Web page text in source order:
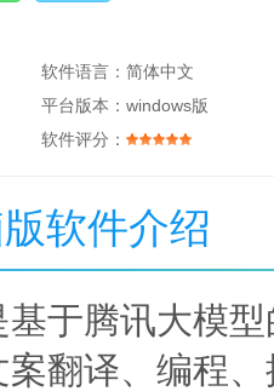
软件语言：简体中文
平台版本：windows版
软件评分：
软件介绍
腾讯大模型
翻译、编程